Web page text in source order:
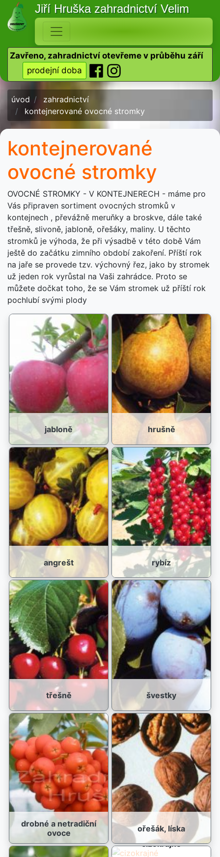
Jiří Hruška zahradnictví Velim
Zavřeno, zahradnictví otevřeme v průběhu září
prodejní doba
úvod
zahradnictví
kontejnerované ovocné stromky
kontejnerované
ovocné stromky
OVOCNÉ STROMKY - V KONTEJNERECH - máme pro
Vás připraven sortiment ovocných stromků v
kontejnech , převážně meruňky a broskve, dále také
třešně, slivoně, jabloně, ořešáky, maliny. U těchto
stromků je výhoda, že při výsadbě v této době Vám
ještě do začátku zimního období zakoření. Příští rok
na jaře se provede tzv. výchovný řez, jako by stromek
už jeden rok vyrůstal na Vaši zahrádce. Proto se
můžete dočkat toho, že se Vám stromek už příští rok
pochlubí svými plody
jabloně hrušně
angrešt rybíz
třešně švestky
drobné a netradiční
ovoce
ořešák, líska
cizokrajné